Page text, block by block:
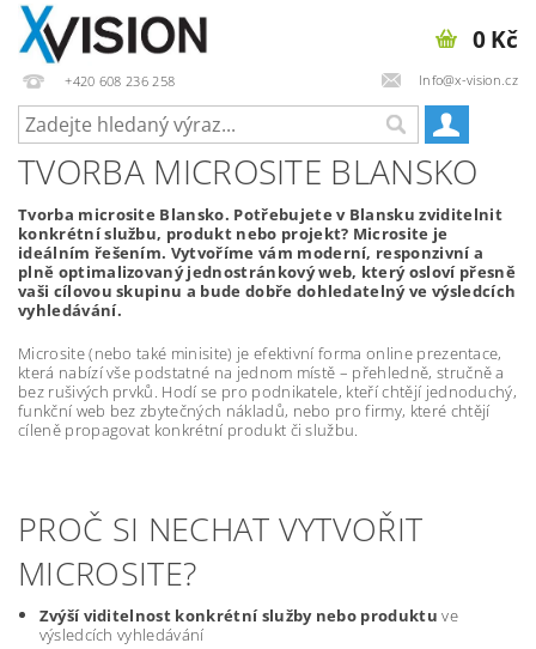
+420 608 236 258 Info@x-vision.cz
0 Kč
TVORBA MICROSITE BLANSKO
Tvorba microsite Blansko. Potřebujete v Blansku zviditelnit
konkrétní službu, produkt nebo projekt? Microsite je
ideálním řešením. Vytvoříme vám moderní, responzivní a
plně optimalizovaný jednostránkový web, který osloví přesně
vaši cílovou skupinu a bude dobře dohledatelný ve výsledcích
vyhledávání.
Microsite (nebo také minisite) je efektivní forma online prezentace,
která nabízí vše podstatné na jednom místě – přehledně, stručně a
bez rušivých prvků. Hodí se pro podnikatele, kteří chtějí jednoduchý,
funkční web bez zbytečných nákladů, nebo pro firmy, které chtějí
cíleně propagovat konkrétní produkt či službu.
PROČ SI NECHAT VYTVOŘIT
MICROSITE?
Zvýší viditelnost konkrétní služby nebo produktu ve
výsledcích vyhledávání